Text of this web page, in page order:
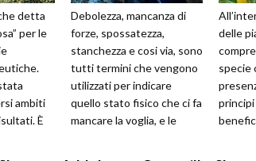
detta
per le
ambiti
È
Debolezza, mancanza di
forze, spossatezza,
stanchezza e cosi via, sono
tutti termini che vengono
utilizzati per indicare
quello stato fisico che ci fa
mancare la voglia, e le
delle
specie